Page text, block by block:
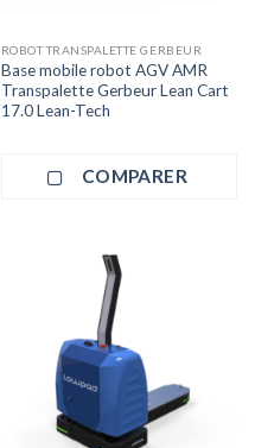
ROBOT TRANSPALETTE GERBEUR
Base mobile robot AGV AMR
Transpalette Gerbeur Lean Cart
17.0 Lean-Tech
COMPARER